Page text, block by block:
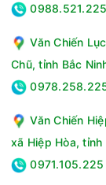
0988.521.225
Văn Chiến
Chũ, tỉnh Bắc
Văn Chiến
xã Hiệp Hòa, tỉnh
0971.105.225